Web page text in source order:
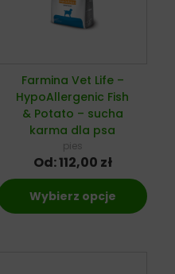
Farmina Vet Life –
HypoAllergenic Fish
& Potato – sucha
karma dla psa
pies
Od:112,00 zł
Wybierz opcje